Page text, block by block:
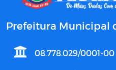
Prefeitura Municipal
08.778.029/0001-00